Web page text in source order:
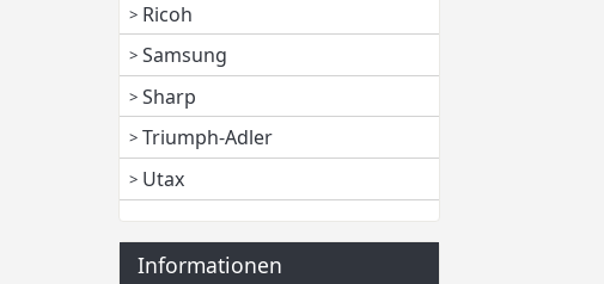
Ricoh
Samsung
Sharp
Triumph-Adler
Utax
Informationen